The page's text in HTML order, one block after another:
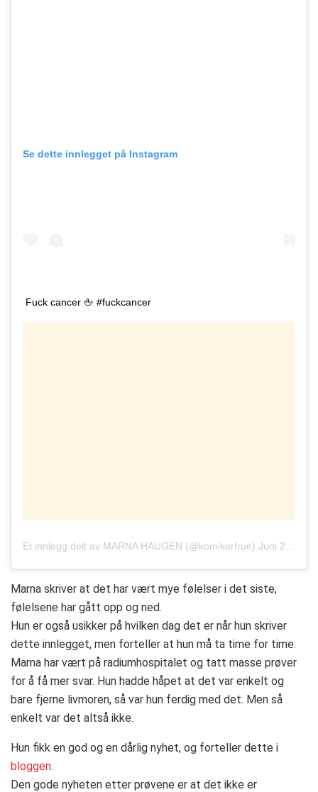
Se dette innlegget på Instagram
Fuck cancer 🖕 #fuckcancer
Et innlegg delt av MARNA HAUGEN (@komikerfrue) Juni 27, 2019 kl. 9:55 PDT
Marna skriver at det har vært mye følelser i det siste,
følelsene har gått opp og ned.
Hun er også usikker på hvilken dag det er når hun skriver
dette innlegget, men forteller at hun må ta time for time.
Marna har vært på radiumhospitalet og tatt masse prøver
for å få mer svar. Hun hadde håpet at det var enkelt og
bare fjerne livmoren, så var hun ferdig med det. Men så
enkelt var det altså ikke.
Hun fikk en god og en dårlig nyhet, og forteller dette i
bloggen.
Den gode nyheten etter prøvene er at det ikke er